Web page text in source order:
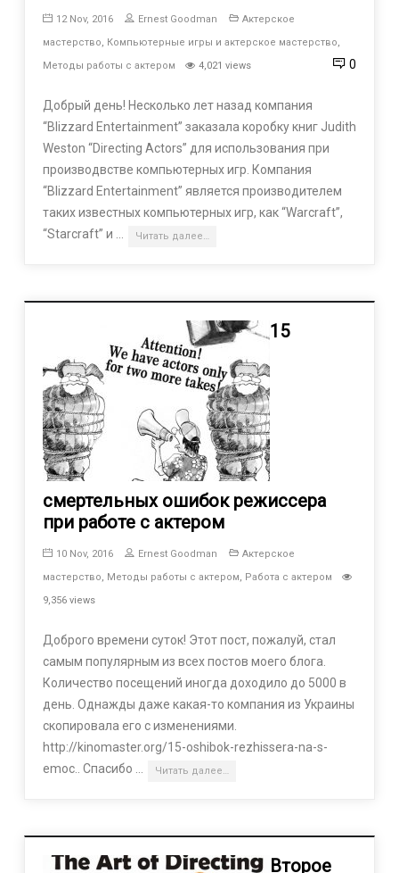
12 Nov, 2016 Ernest Goodman
Актерское
мастерство, Компьютерные игры и актерское мастерство,
Методы работы с актером
4,021 views 0
Добрый день! Несколько лет назад компания
“Blizzard Entertainment” заказала коробку книг Judith
Weston “Directing Actors” для использования при
производвстве компьютерных игр. Компания
“Blizzard Entertainment” является производителем
таких известных компьютерных игр, как “Warcraft”,
“Starcraft” и …
Читать далее…
15
смертельных ошибок режиссера
при работе с актером
10 Nov, 2016 Ernest Goodman
Актерское
мастерство, Методы работы с актером, Работа с актером
9,356 views
Доброго времени суток! Этот пост, пожалуй, стал
самым популярным из всех постов моего блога.
Количество посещений иногда доходило до 5000 в
день. Однажды даже какая-то компания из Украины
скопировала его с изменениями.
http://kinomaster.org/15-oshibok-rezhissera-na-s-
emoc.. Спасибо …
Читать далее…
Второе